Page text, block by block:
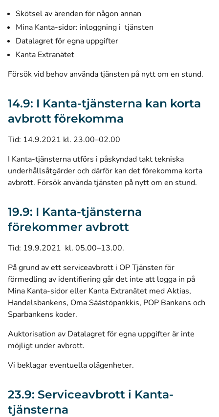
Skötsel av ärenden för någon annan
Mina Kanta-sidor: inloggning i tjänsten
Datalagret för egna uppgifter
Kanta Extranätet
Försök vid behov använda tjänsten på nytt om en stund.
14.9: I Kanta-tjänsterna kan korta
avbrott förekomma
Tid: 14.9.2021 kl. 23.00–02.00
I Kanta-tjänsterna utförs i påskyndad takt tekniska
underhållsåtgärder och därför kan det förekomma korta
avbrott. Försök använda tjänsten på nytt om en stund.
19.9: I Kanta-tjänsterna
förekommer avbrott
Tid: 19.9.2021 kl. 05.00–13.00.
På grund av ett serviceavbrott i OP Tjänsten för
förmedling av identifiering går det inte att logga in på
Mina Kanta-sidor eller Kanta Extranätet med Aktias,
Handelsbankens, Oma Säästöpankkis, POP Bankens och
Sparbankens koder.
Auktorisation av Datalagret för egna uppgifter är inte
möjligt under avbrott.
Vi beklagar eventuella olägenheter.
23.9: Serviceavbrott i Kanta-
tjänsterna